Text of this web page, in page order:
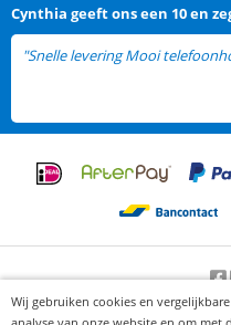
Cynthia geeft ons een 10 en
"Snelle levering Mooi
Beoordeling door
Wij gebruiken cookies en